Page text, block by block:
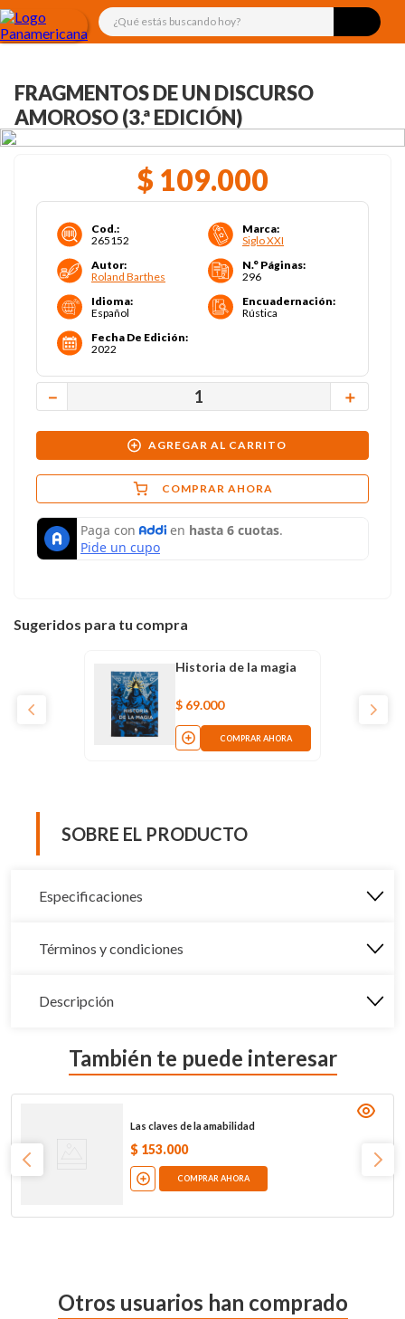
¿Qué estás buscando hoy?
FRAGMENTOS DE UN DISCURSO
AMOROSO (3.ª EDICIÓN)
$ 109.000
Cod.:
265152
Marca:
Siglo XXI
Autor:
Roland Barthes
N.° Páginas:
296
Idioma:
Español
Encuadernación:
Rústica
Fecha De Edición:
2022
＋
－
AGREGAR AL CARRITO
COMPRAR AHORA
Sugeridos para tu compra
Historia de la magia
$ 69.000
COMPRAR AHORA
SOBRE EL PRODUCTO
Especificaciones
Términos y condiciones
Descripción
También te puede interesar
Las claves de la amabilidad
$ 153.000
COMPRAR AHORA
Otros usuarios han comprado